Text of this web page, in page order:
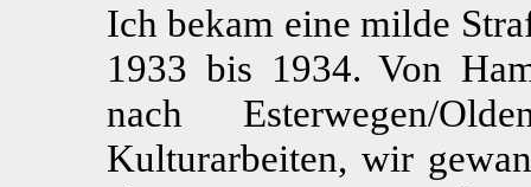
Ich bekam eine milde
1933 bis 1934. Von
nach Esterwegen/
Kulturarbeiten, wir